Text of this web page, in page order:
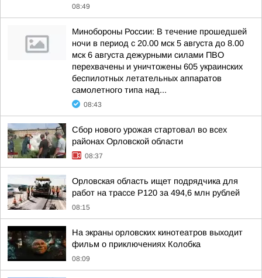
08:49
Минобороны России: В течение прошедшей
ночи в период с 20.00 мск 5 августа до 8.00
мск 6 августа дежурными силами ПВО
перехвачены и уничтожены 605 украинских
беспилотных летательных аппаратов
самолетного типа над...
08:43
Сбор нового урожая стартовал во всех
районах Орловской области
08:37
Орловская область ищет подрядчика для
работ на трассе Р120 за 494,6 млн рублей
08:15
На экраны орловских кинотеатров выходит
фильм о приключениях Колобка
08:09